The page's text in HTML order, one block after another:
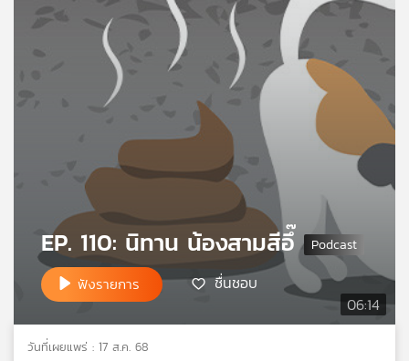
ข่าว
เครือ
ข่าย
พี
06:14
EP. 110: นิทาน น้องสามสีอึ๊
ฟังรายการ ชื่นชอบ
วันที่เผยแพร่ : 17 ส.ค. 68